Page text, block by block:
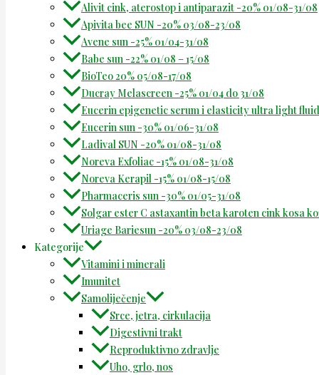
Alivit cink, aterostop i antiparazit -20% 01/08-31/08
Apivita bee SUN -20% 03/08-23/08
Avene sun -25% 01/04-31/08
Babe sun -22% 01/08 – 15/08
BioTeo 20% 05/08-17/08
Ducray Melascreen -25% 01/04 do 31/08
Eucerin epigenetic serum i elasticity ultra light
Eucerin sun -30% 01/06-31/08
Ladival SUN -20% 01/08-31/08
Noreva Exfoliac -15% 01/08-31/08
Noreva Kerapil -15% 01/08-15/08
Pharmaceris sun -30% 01/05-31/08
Solgar ester C astaxantin beta karoten cink kosa
Uriage Bariesun -20% 03/08-23/08
Kategorije
Vitamini i minerali
Imunitet
Samoliječenje
Srce, jetra, cirkulacija
Digestivni trakt
Reproduktivno zdravlje
Uho, grlo, nos